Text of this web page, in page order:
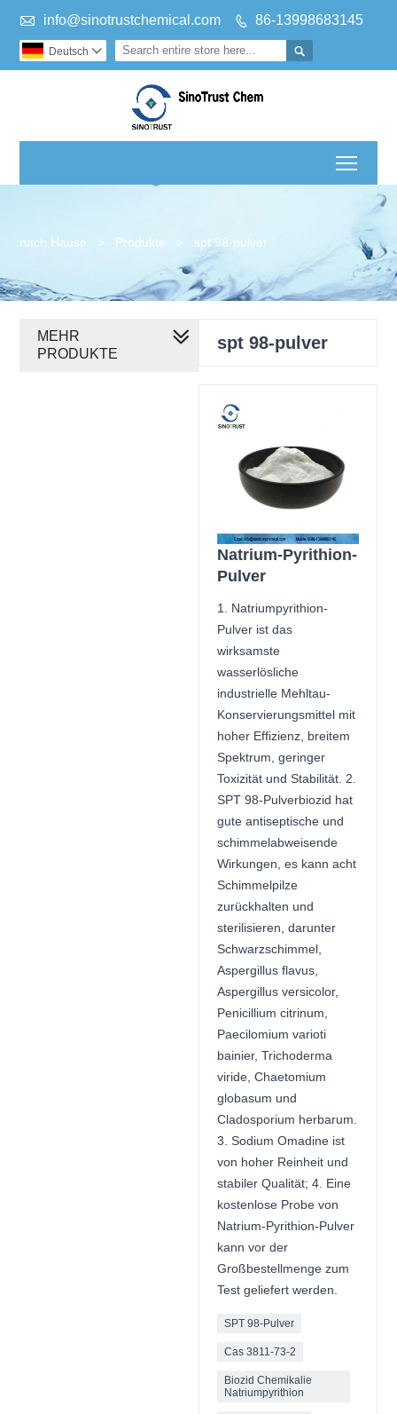
 info@sinotrustchemical.com  86-13998683145

Deutsch 
nach Hause > Produkte > spt 98-pulver
spt 98-pulver
Natrium-Pyrithion-
Pulver
1. Natriumpyrithion-
Pulver ist das
wirksamste
wasserlösliche
industrielle Mehltau-
Konservierungsmittel mit
hoher Effizienz, breitem
Spektrum, geringer
Toxizität und Stabilität. 2.
SPT 98-Pulverbiozid hat
gute antiseptische und
schimmelabweisende
Wirkungen, es kann acht
Schimmelpilze
zurückhalten und
sterilisieren, darunter
Schwarzschimmel,
Aspergillus flavus,
Aspergillus versicolor,
Penicillium citrinum,
Paecilomium varioti
bainier, Trichoderma
viride, Chaetomium
globasum und
Cladosporium herbarum.
3. Sodium Omadine ist
von hoher Reinheit und
stabiler Qualität; 4. Eine
kostenlose Probe von
Natrium-Pyrithion-Pulver
kann vor der
Großbestellmenge zum
Test geliefert werden.
SPT 98-Pulver
Cas 3811-73-2
Biozid Chemikalie
Natriumpyrithion
MEHR
PRODUKTE